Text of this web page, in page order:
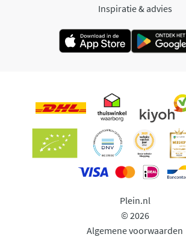
Inspiratie & advies
Plein.nl
© 2026
Algemene voorwaarden